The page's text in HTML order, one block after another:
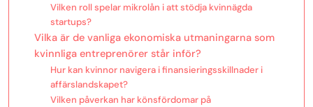
Vilken roll spelar mikrolån i att stödja kvinnägda
startups?
Vilka är de vanliga ekonomiska utmaningarna som
kvinnliga entreprenörer står inför?
Hur kan kvinnor navigera i finansieringsskillnader i
affärslandskapet?
Vilken påverkan har könsfördomar på